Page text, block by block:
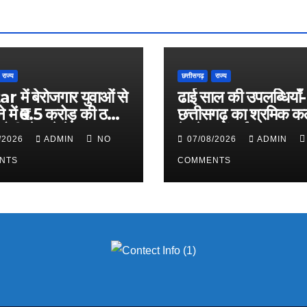
राज्य
में बेरोजगार युवाओं से
में ₹6.5 करोड़ की ठगी,
जेल भेजे गए
ADMIN NO
छत्तीसगढ़ राज्य
ढाई साल की उपलब्धियाँ-
छत्तीसगढ़ का श्रमिक
के क्षेत्र में नई पहचान
07/08/2026 ADMIN
COMMENTS